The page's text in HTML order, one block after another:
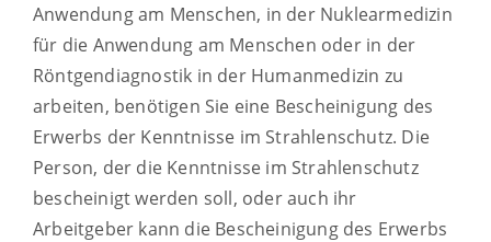
Anwendung am Menschen, in der Nuklearmedizin
für die Anwendung am Menschen oder in der
Röntgendiagnostik in der Humanmedizin zu
arbeiten, benötigen Sie eine Bescheinigung des
Erwerbs der Kenntnisse im Strahlenschutz. Die
Person, der die Kenntnisse im Strahlenschutz
bescheinigt werden soll, oder auch ihr
Arbeitgeber kann die Bescheinigung des Erwerbs